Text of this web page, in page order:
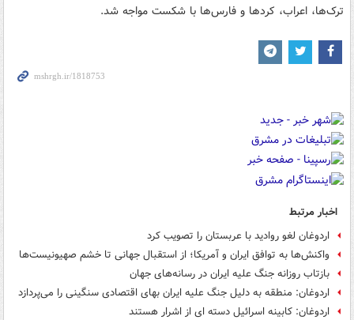
ترک‌ها، اعراب، کردها و فارس‌ها با شکست مواجه شد.
اخبار مرتبط
اردوغان لغو روادید با عربستان را تصویب کرد
واکنش‌ها به توافق ایران و آمریکا؛ از استقبال جهانی تا خشم صهیونیست‌ها
بازتاب روزانه جنگ علیه ایران در رسانه‌های جهان
اردوغان: منطقه به دلیل جنگ علیه ایران بهای اقتصادی سنگینی را می‌پردازد
اردوغان: کابینه اسرائیل دسته ای از اشرار هستند